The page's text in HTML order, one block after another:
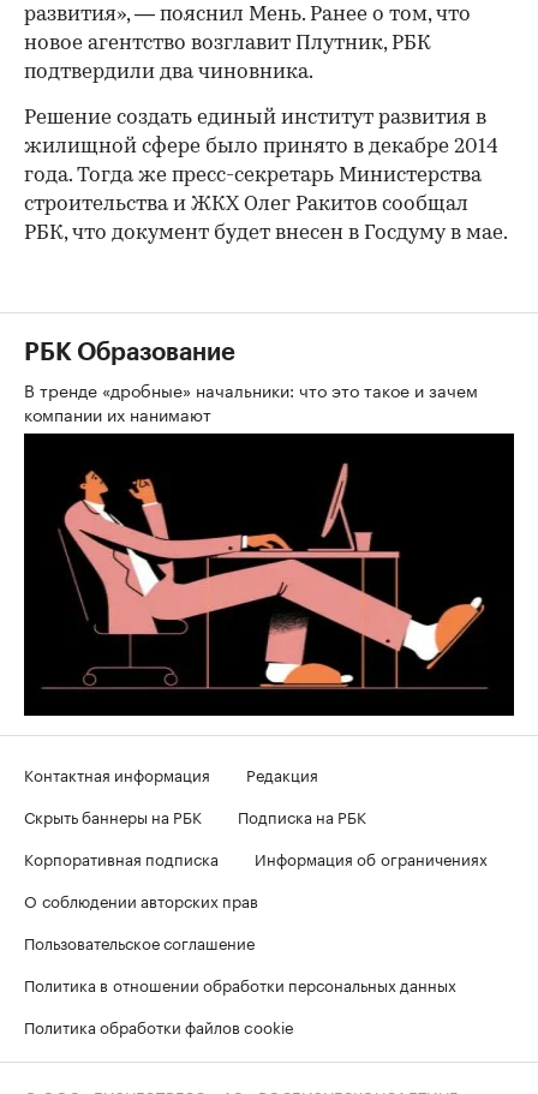
развития», — пояснил Мень. Ранее о том, что
новое агентство возглавит Плутник, РБК
подтвердили два чиновника.
Решение создать единый институт развития в
жилищной сфере было принято в декабре 2014
года. Тогда же пресс-секретарь Министерства
строительства и ЖКХ Олег Ракитов сообщал
РБК, что документ будет внесен в Госдуму в мае.
РБК Образование
В тренде «дробные» начальники: что это такое и зачем
компании их нанимают
Контактная информация
Редакция
Скрыть баннеры на РБК
Подписка на РБК
Корпоративная подписка
Информация об ограничениях
О соблюдении авторских прав
Пользовательское соглашение
Политика в отношении обработки персональных данных
Политика обработки файлов cookie